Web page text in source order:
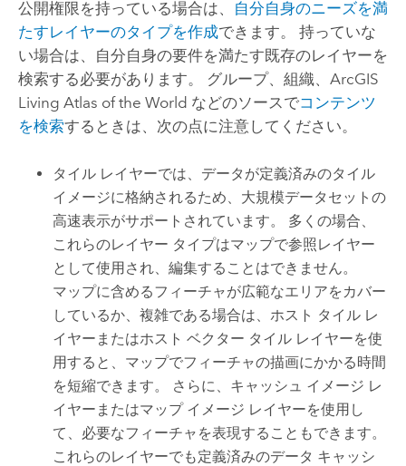
公開権限を持っている場合は、
自分自身のニーズを満
たすレイヤーのタイプを作成できます。 持っていな
い場合は、自分自身の要件を満たす既存のレイヤーを
検索する必要があります。
グループ、組織、 ArcGIS
Living Atlas of the World などのソースでコンテンツ
を検索するときは、次の点に注意してください。
タイル レイヤーでは、データが定義済みのタイル
イメージに格納されるため、大規模データセットの
高速表示がサポートされています。 多くの場合、
これらのレイヤー タイプはマップで参照レイヤー
として使用され、編集することはできません。
マップに含めるフィーチャが広範なエリアをカバー
しているか、複雑である場合は、ホスト タイル レ
イヤーまたはホスト ベクター タイル レイヤーを使
用すると、マップでフィーチャの描画にかかる時間
を短縮できます。 さらに、キャッシュ イメージ レ
イヤーまたはマップ イメージ レイヤーを使用し
て、必要なフィーチャを表現することもできます。
これらのレイヤーでも定義済みのデータ キャッシ